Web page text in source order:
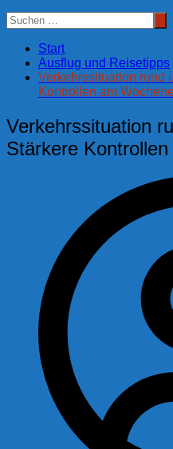
Start
Ausflug und Reisetipps
Verkehrssituation rund
Kontrollen am
Verkehrssituation
Stärkere